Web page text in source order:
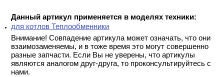
Данный артикул применяется в моделях техники:
для котлов Теплообменники
Внимание! Совпадение артикула может означать, что они
взаимозаменяемы, и в тоже время это могут совершенно
разные запчасти. Если Вы не уверены, что артикулы
являются аналогом друг-друга, то проконсультируйтесь с
нами.